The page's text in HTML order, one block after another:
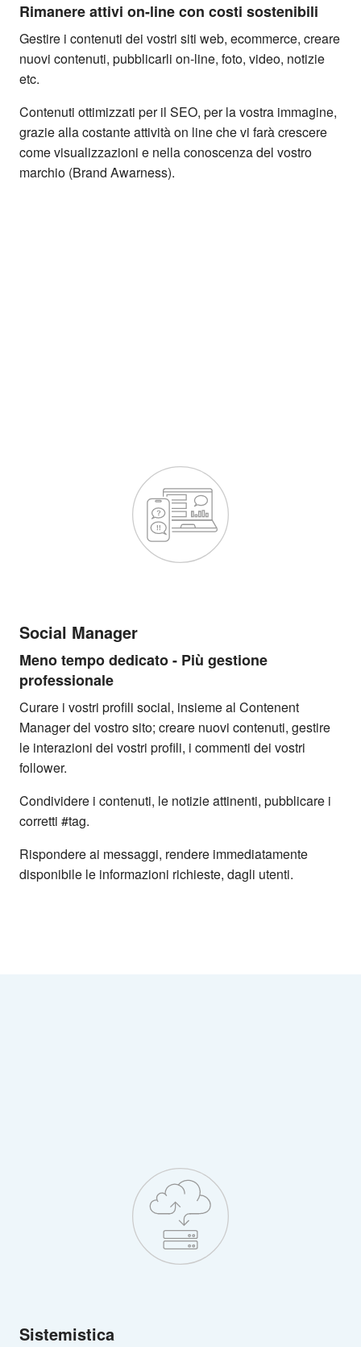
Rimanere attivi on-line con costi sostenibili
Gestire i contenuti dei vostri siti web, ecommerce, creare
nuovi contenuti, pubblicarli on-line, foto, video, notizie
etc.
Contenuti ottimizzati per il SEO, per la vostra immagine,
grazie alla costante attività on line che vi farà crescere
come visualizzazioni e nella conoscenza del vostro
marchio (Brand Awarness).
Social Manager
Meno tempo dedicato - Più gestione
professionale
Curare i vostri profili social, insieme al Contenent
Manager del vostro sito; creare nuovi contenuti, gestire
le interazioni dei vostri profili, i commenti dei vostri
follower.
Condividere i contenuti, le notizie attinenti, pubblicare i
corretti #tag.
Rispondere ai messaggi, rendere immediatamente
disponibile le informazioni richieste, dagli utenti.
Sistemistica